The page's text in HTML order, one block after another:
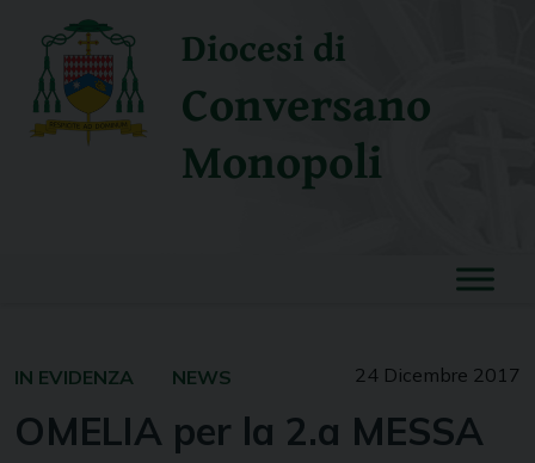
content
Diocesi di
Conversano
Monopoli
24 Dicembre 2017
IN EVIDENZA NEWS
OMELIA per la 2.a MESSA